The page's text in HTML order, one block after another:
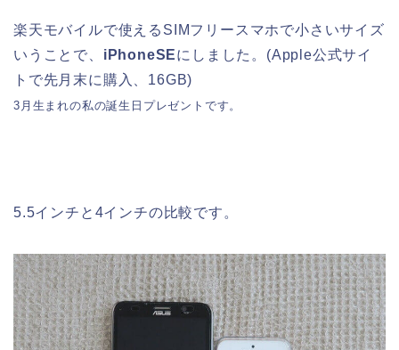
楽天モバイルで使えるSIMフリースマホで小さいサイズ
いうことで、 iPhoneSEにしました。(Apple公式サイ
トで先月末に購入、16GB)
3月生まれの私の誕生日プレゼントです。
5.5インチと4インチの比較です。